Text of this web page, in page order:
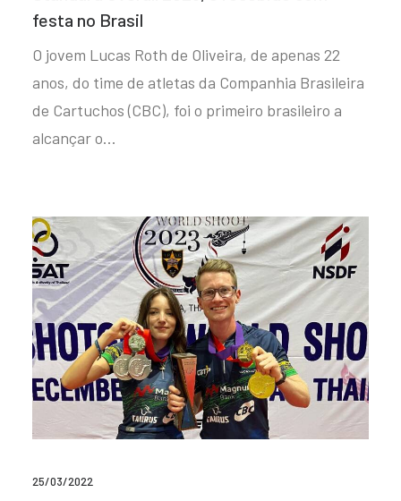
festa no Brasil
O jovem Lucas Roth de Oliveira, de apenas 22
anos, do time de atletas da Companhia Brasileira
de Cartuchos (CBC), foi o primeiro brasileiro a
alcançar o…
25/03/2022